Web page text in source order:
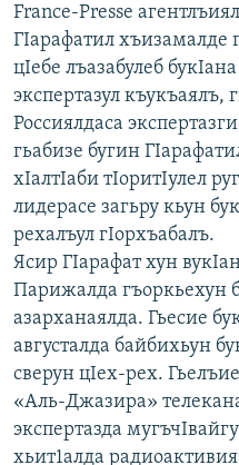
ПОДПИШИТЕСЬ НА
Все сайты РСЕ/РС
France-Presse
ГIарафатил хъизамалде
цIебе лъазабулеб
экспертазул къукъаялъ,
Россиялдаса
гьабизе бугин
хIалтIаби тIоритIулел
лидерасе загьру кьун
рехалъул гIорхъабалъ.
Ясир ГIарафат хун
Парижалда гъоркьехун
азарханаялда. Гьесие
августалда байбихьун
сверун цIех-рех.
«Аль-Джазира»
экспертазда
хьит1алда